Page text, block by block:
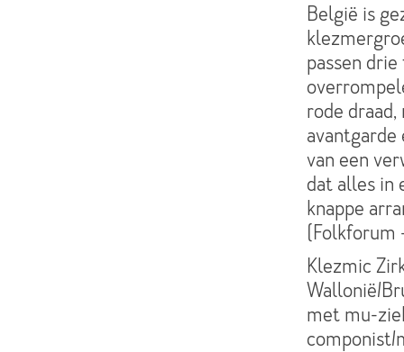
België is
passen
rode
avantgarde
van een
dat alles in
knappe
(Folkforum
Klezmic
Wallonië/
met mu-
componist/